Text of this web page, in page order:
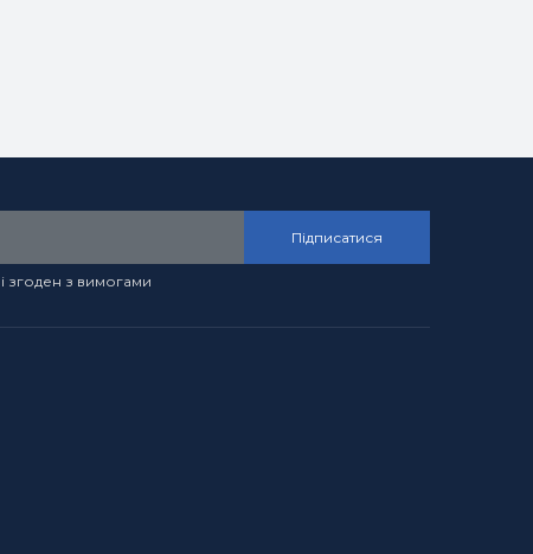
Підписатися
і згоден з вимогами